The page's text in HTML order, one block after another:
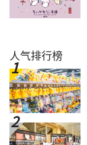
人气排行榜